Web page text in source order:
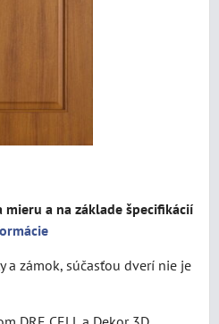
a na základe špecifikácií
a zámok, súčasťou dverí nie je